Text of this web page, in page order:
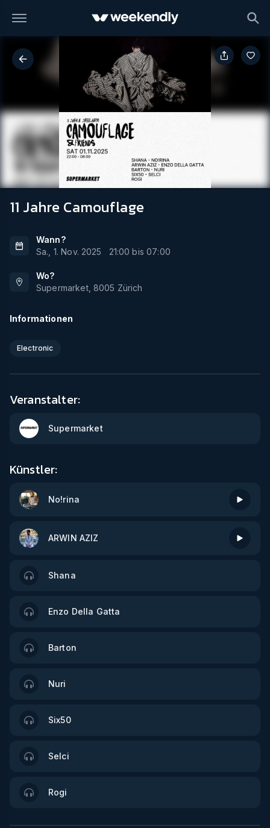
11 Jahre Camouflage
Wann?
Sa., 1. Nov. 2025
21:00 bis07:00
Wo?
Supermarket, 8005 Zürich
Informationen
Electronic
Veranstalter:
Supermarket
Künstler:
No!rina
ARWIN AZIZ
Shana
Enzo Della Gatta
Barton
Nuri
Six50
Selci
Rogi